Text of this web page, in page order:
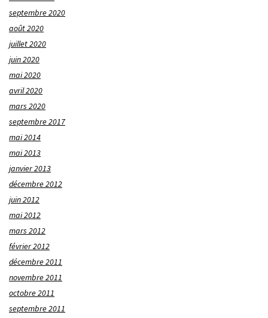
septembre 2020
août 2020
juillet 2020
juin 2020
mai 2020
avril 2020
mars 2020
septembre 2017
mai 2014
mai 2013
janvier 2013
décembre 2012
juin 2012
mai 2012
mars 2012
février 2012
décembre 2011
novembre 2011
octobre 2011
septembre 2011